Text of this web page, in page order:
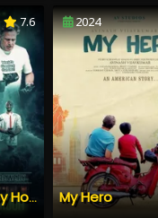
7.6
Haunted Happy Hour
2024
My Hero